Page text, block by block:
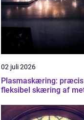
02 juli 2026
Plasmaskæring: præcis
fleksibel skæring af